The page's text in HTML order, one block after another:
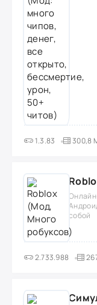
1.3.83 300,8
собой
2.733.988